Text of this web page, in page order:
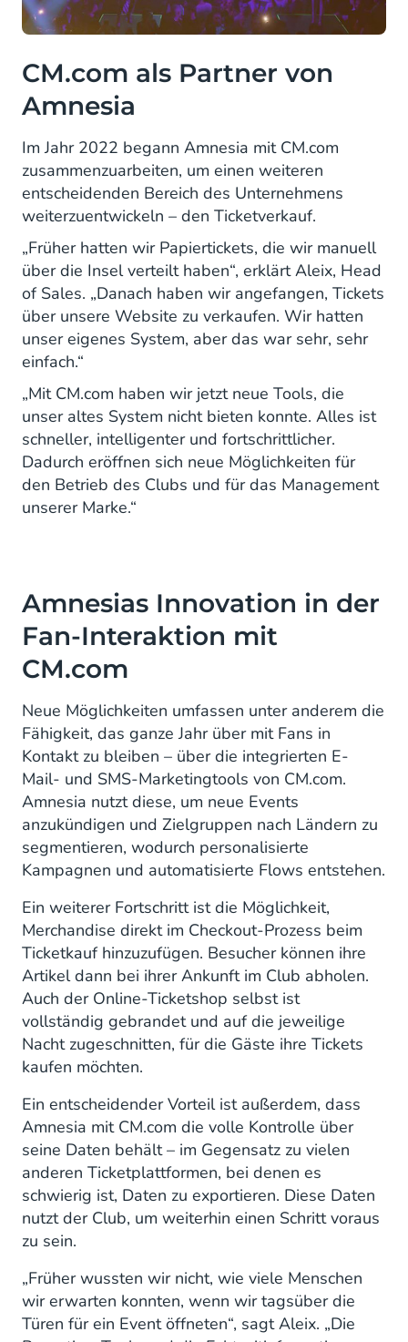
CM.com als Partner von
Amnesia
Im Jahr 2022 begann Amnesia mit CM.com
zusammenzuarbeiten, um einen weiteren
entscheidenden Bereich des Unternehmens
weiterzuentwickeln – den Ticketverkauf.
„Früher hatten wir Papiertickets, die wir manuell
über die Insel verteilt haben“, erklärt Aleix, Head
of Sales. „Danach haben wir angefangen, Tickets
über unsere Website zu verkaufen. Wir hatten
unser eigenes System, aber das war sehr, sehr
einfach.“
„Mit CM.com haben wir jetzt neue Tools, die
unser altes System nicht bieten konnte. Alles ist
schneller, intelligenter und fortschrittlicher.
Dadurch eröffnen sich neue Möglichkeiten für
den Betrieb des Clubs und für das Management
unserer Marke.“
Amnesias Innovation in der
Fan-Interaktion mit
CM.com
Neue Möglichkeiten umfassen unter anderem die
Fähigkeit, das ganze Jahr über mit Fans in
Kontakt zu bleiben – über die integrierten E-
Mail- und SMS-Marketingtools von CM.com.
Amnesia nutzt diese, um neue Events
anzukündigen und Zielgruppen nach Ländern zu
segmentieren, wodurch personalisierte
Kampagnen und automatisierte Flows entstehen.
Ein weiterer Fortschritt ist die Möglichkeit,
Merchandise direkt im Checkout-Prozess beim
Ticketkauf hinzuzufügen. Besucher können ihre
Artikel dann bei ihrer Ankunft im Club abholen.
Auch der Online-Ticketshop selbst ist
vollständig gebrandet und auf die jeweilige
Nacht zugeschnitten, für die Gäste ihre Tickets
kaufen möchten.
Ein entscheidender Vorteil ist außerdem, dass
Amnesia mit CM.com die volle Kontrolle über
seine Daten behält – im Gegensatz zu vielen
anderen Ticketplattformen, bei denen es
schwierig ist, Daten zu exportieren. Diese Daten
nutzt der Club, um weiterhin einen Schritt voraus
zu sein.
„Früher wussten wir nicht, wie viele Menschen
wir erwarten konnten, wenn wir tagsüber die
Türen für ein Event öffneten“, sagt Aleix. „Die